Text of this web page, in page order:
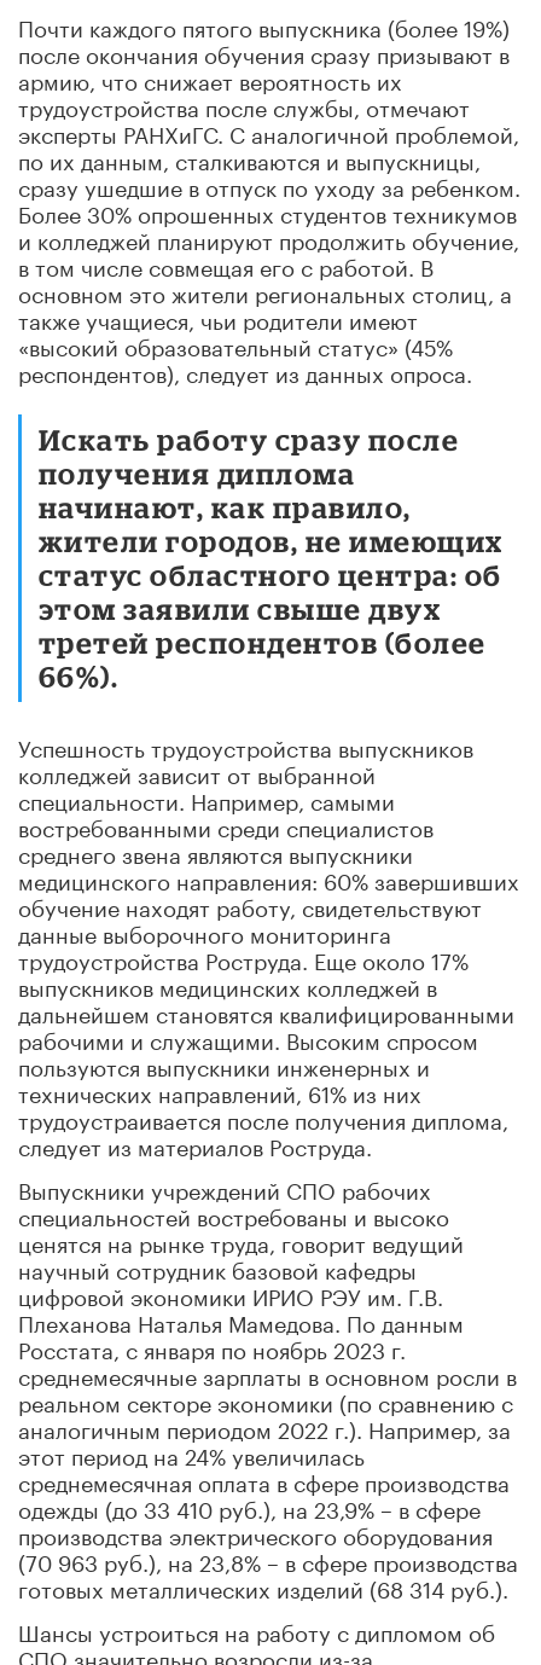
Почти каждого пятого выпускника (более 19%)
после окончания обучения сразу призывают в
армию, что снижает вероятность их
трудоустройства после службы, отмечают
эксперты РАНХиГС. С аналогичной проблемой,
по их данным, сталкиваются и выпускницы,
сразу ушедшие в отпуск по уходу за ребенком.
Более 30% опрошенных студентов техникумов
и колледжей планируют продолжить обучение,
в том числе совмещая его с работой. В
основном это жители региональных столиц, а
также учащиеся, чьи родители имеют
«высокий образовательный статус» (45%
респондентов), следует из данных опроса.
Искать работу сразу после
получения диплома
начинают, как правило,
жители городов, не имеющих
статус областного центра: об
этом заявили свыше двух
третей респондентов (более
66%).
Успешность трудоустройства выпускников
колледжей зависит от выбранной
специальности. Например, самыми
востребованными среди специалистов
среднего звена являются выпускники
медицинского направления: 60% завершивших
обучение находят работу, свидетельствуют
данные выборочного мониторинга
трудоустройства Роструда. Еще около 17%
выпускников медицинских колледжей в
дальнейшем становятся квалифицированными
рабочими и служащими. Высоким спросом
пользуются выпускники инженерных и
технических направлений, 61% из них
трудоустраивается после получения диплома,
следует из материалов Роструда.
Выпускники учреждений СПО рабочих
специальностей востребованы и высоко
ценятся на рынке труда, говорит ведущий
научный сотрудник базовой кафедры
цифровой экономики ИРИО РЭУ им. Г.В.
Плеханова Наталья Мамедова. По данным
Росстата, с января по ноябрь 2023 г.
среднемесячные зарплаты в основном росли в
реальном секторе экономики (по сравнению с
аналогичным периодом 2022 г.). Например, за
этот период на 24% увеличилась
среднемесячная оплата в сфере производства
одежды (до 33 410 руб.), на 23,9% – в сфере
производства электрического оборудования
(70 963 руб.), на 23,8% – в сфере производства
готовых металлических изделий (68 314 руб.).
Шансы устроиться на работу с дипломом об
СПО значительно возросли из-за